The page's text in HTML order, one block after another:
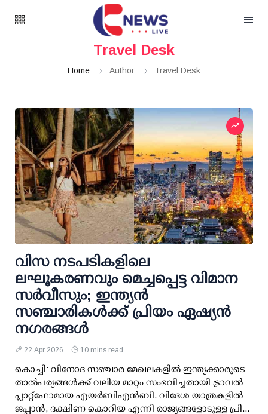
Travel Desk
Home Author Travel Desk
വിസ നടപടികളിലെ
ലഘൂകരണവും മെച്ചപ്പെട്ട വിമാന
സര്‍വീസും; ഇന്ത്യന്‍
സഞ്ചാരികള്‍ക്ക് പ്രിയം ഏഷ്യന്‍
നഗരങ്ങള്‍
22 Apr 2026 10 mins read
കൊച്ചി: വിനോദ സഞ്ചാര മേഖലകളില്‍ ഇന്ത്യക്കാരുടെ
താല്‍പര്യങ്ങള്‍ക്ക് വലിയ മാറ്റം സംഭവിച്ചതായി ട്രാവല്‍
പ്ലാറ്റ്ഫോമായ എയര്‍ബിഎന്‍ബി. വിദേശ യാത്രകളില്‍
ജപ്പാന്‍, ദക്ഷിണ കൊറിയ എന്നി രാജ്യങ്ങളോടുള്ള പ്രി...